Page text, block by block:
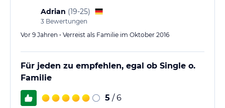
Adrian (19-25)
3 Bewertungen
Vor 9 Jahren • Verreist als Familie im Oktober 2016
Für jeden zu empfehlen, egal ob Single o.
Familie
5 / 6